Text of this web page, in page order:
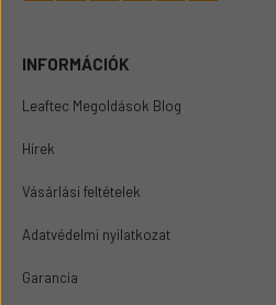
INFORMÁCIÓK
Leaftec Megoldások Blog
Hírek
Vásárlási feltételek
Adatvédelmi nyilatkozat
Garancia